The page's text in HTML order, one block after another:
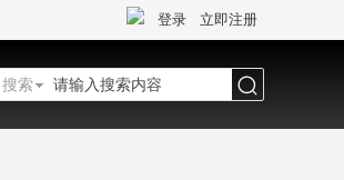
登录 立即注册
搜索